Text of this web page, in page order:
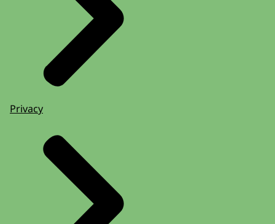
Privacy